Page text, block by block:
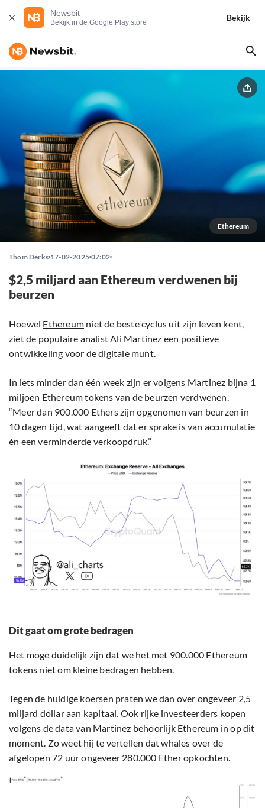
Newsbit
Bekijk in de Google Play store
Bekijk
Ethereum
Thom Derks 17-02-2025 07:02
$2,5 miljard aan Ethereum verdwenen bij
beurzen
Hoewel Ethereum niet de beste cyclus uit zijn leven kent,
ziet de populaire analist Ali Martinez een positieve
ontwikkeling voor de digitale munt.
In iets minder dan één week zijn er volgens Martinez bijna 1
miljoen Ethereum tokens van de beurzen verdwenen.
“Meer dan 900.000 Ethers zijn opgenomen van beurzen in
10 dagen tijd, wat aangeeft dat er sprake is van accumulatie
én een verminderde verkoopdruk.”
Dit gaat om grote bedragen
Het moge duidelijk zijn dat we het met 900.000 Ethereum
tokens niet om kleine bedragen hebben.
Tegen de huidige koersen praten we dan over ongeveer 2,5
miljard dollar aan kapitaal. Ook rijke investeerders kopen
volgens de data van Martinez behoorlijk Ethereum in op dit
moment. Zo weet hij te vertellen dat whales over de
afgelopen 72 uur ongeveer 280.000 Ether opkochten.